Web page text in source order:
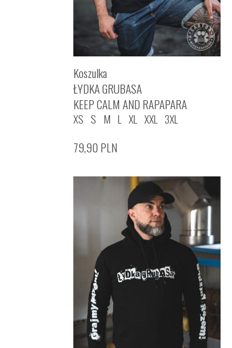
Koszulka
ŁYDKA GRUBASA
KEEP CALM AND RAPAPARA
XS S M L XL XXL 3XL
79,90 PLN